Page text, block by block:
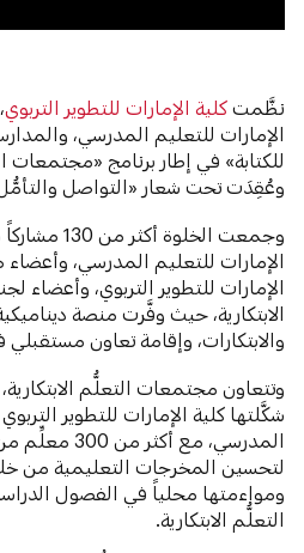
نظَّمتكلية الإمارات للتطوير التربوي
الإمارات للتعليم المدرسي،
للكتابة» في إطار برنامج «مجتمعات
وعُقِدَت تحت شعار «التواصل والتأمُّل
وجمعت الخلوة
الإمارات للتعليم المدرسي، وأعضاء
الإمارات للتطوير التربوي، وأعضاء
الابتكارية، حيث وفَّرت منصة
والابتكارات، وإقامة تعاون
وتتعاون مجتمعات التعلُّم
شكَّلتها كلية الإمارات للتطوير
لتحسين المخرجات التعليمية من
ومواءمتها محلياً في الفصول
التعلُّم الابتكارية.